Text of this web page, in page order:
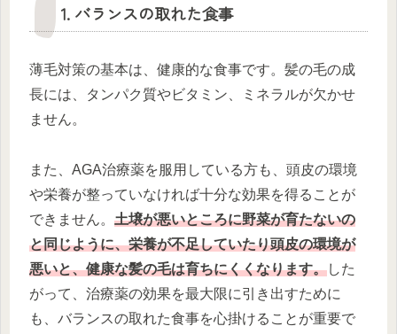
1. バランスの取れた食事
薄毛対策の基本は、健康的な食事です。髪の毛の成
長には、タンパク質やビタミン、ミネラルが欠かせ
ません。
また、AGA治療薬を服用している方も、頭皮の環境
や栄養が整っていなければ十分な効果を得ることが
できません。 土壌が悪いところに野菜が育たないの
と同じように、栄養が不足していたり頭皮の環境が
悪いと、健康な髪の毛は育ちにくくなります。した
がって、治療薬の効果を最大限に引き出すために
も、バランスの取れた食事を心掛けることが重要で